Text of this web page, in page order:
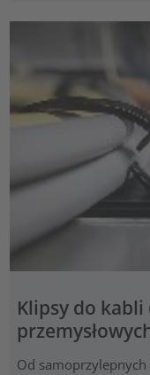
Klipsy do
Od